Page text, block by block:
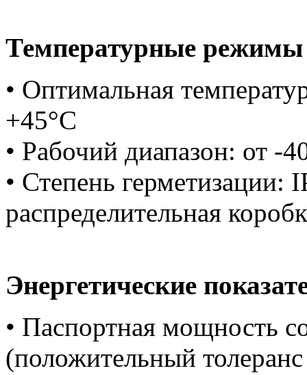
Температурные
• Оптимальная
+45°C
• Рабочий диапазон: от -
• Степень герметизации:
распределительная
Энергетические
• Паспортная мощность
(положительный